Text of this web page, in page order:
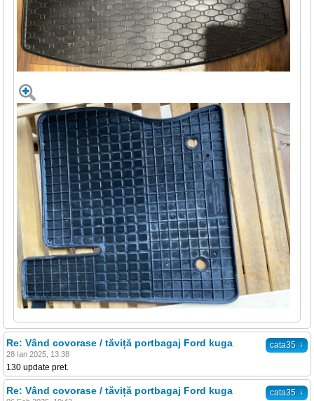
cata35 ↓
Re: Vând covorase / tăviță portbagaj Ford kuga
28 Ian 2025, 13:38
130 update pret.
cata35 ↓
Re: Vând covorase / tăviță portbagaj Ford kuga